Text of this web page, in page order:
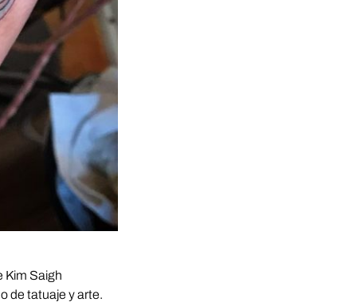
Kim Saigh
de tatuaje y arte.